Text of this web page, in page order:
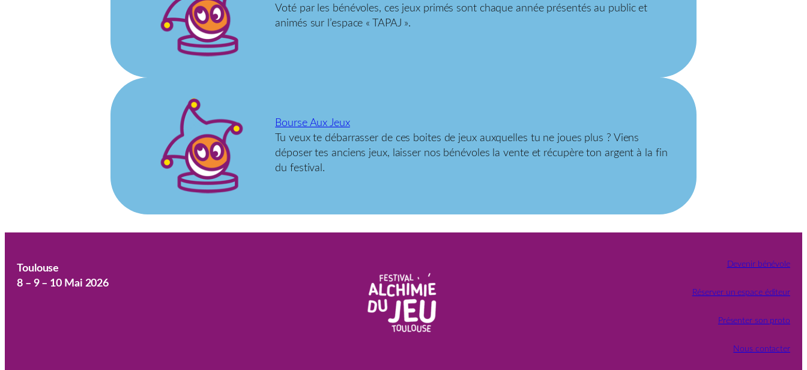
Voté par les bénévoles, ces jeux primés sont chaque année présentés au public et
animés sur l’espace « TAPAJ ».
Bourse Aux Jeux
Tu veux te débarrasser de ces boites de jeux auxquelles tu ne joues plus ? Viens
déposer tes anciens jeux, laisser nos bénévoles la vente et récupère ton argent à la fin
du festival.
Toulouse
8 – 9 – 10 Mai 2026
Devenir bénévole
Réserver un espace éditeur
Présenter son proto
Nous contacter